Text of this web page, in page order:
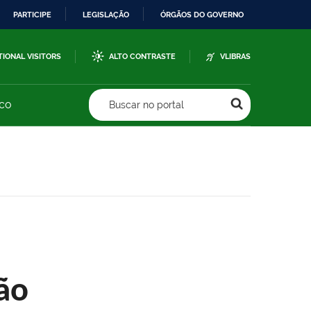
PARTICIPE LEGISLAÇÃO ÓRGÃOS DO GOVERNO
VISITORS ALTO CONTRASTE VLIBRAS
Buscar no portal